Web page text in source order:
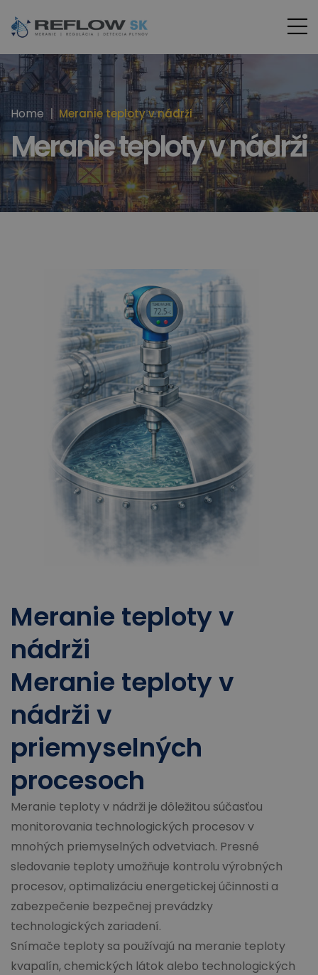
Home Meranie teploty v nádrži
Meranie teploty v nádrži
Meranie teploty v
nádrži
Meranie teploty v
nádrži v
priemyselných
procesoch
Meranie teploty v nádrži je dôležitou súčasťou
monitorovania technologických procesov v
mnohých priemyselných odvetviach. Presné
sledovanie teploty umožňuje kontrolu výrobných
procesov, optimalizáciu energetickej účinnosti a
zabezpečenie bezpečnej prevádzky
technologických zariadení.
Snímače teploty sa používajú na meranie teploty
kvapalín, chemických látok alebo technologických